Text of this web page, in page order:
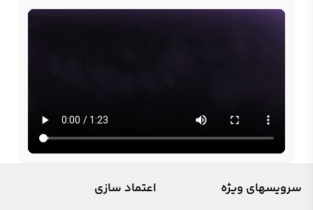
سرویسهای ویژه اعتماد سازی